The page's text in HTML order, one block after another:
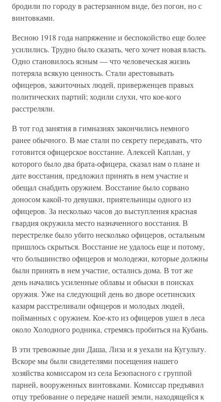
бродили по городу в растерзанном виде, без погон, но с
винтовками.
Весною 1918 года напряжение и беспокойство еще более
усилились. Трудно было сказать, чего хочет новая власть.
Одно становилось ясным — что человеческая жизнь
потеряла всякую ценность. Стали арестовывать
офицеров, зажиточных людей, приверженцев правых
политических партий; ходили слухи, что кое-кого
расстреляли.
В тот год занятия в гимназиях закончились немного
ранее обычного. В мае стали по секрету передавать, что
готовится офицерское восстание. Алексей Каплан, у
которого было два брата-офицера, сказал нам о плане и
дате восстания, предложил принять в нем участие и
обещал снабдить оружием. Восстание было сорвано
доносом какой-то девушки, приятельницы одного из
офицеров. За несколько часов до выступления красная
гвардия окружила место назначенного восстания. В
перестрелке было убито несколько офицеров, остальным
пришлось скрыться. Восстание не удалось еще и потому,
что большинство офицеров и молодежи, которые должны
были принять в нем участие, остались дома. В тот же
день начались усиленные облавы и обыски в поисках
оружия. Уже на следующий день во дворе осетинских
казарм расстреливали офицеров и молодых людей,
пойманных с оружием. Кое-кто из офицеров ушел в леса
около Холодного родника, стремясь пробиться на Кубань.
В эти тревожные дни Даша, Лиза и я уехали на Кугульту.
Вскоре мы были свидетелями посещения нашего
хозяйства комиссаром из села Безопасного с группой
парней, вооруженных винтовками. Комиссар предъявил
отцу требование о передаче нашей земли, находящейся к